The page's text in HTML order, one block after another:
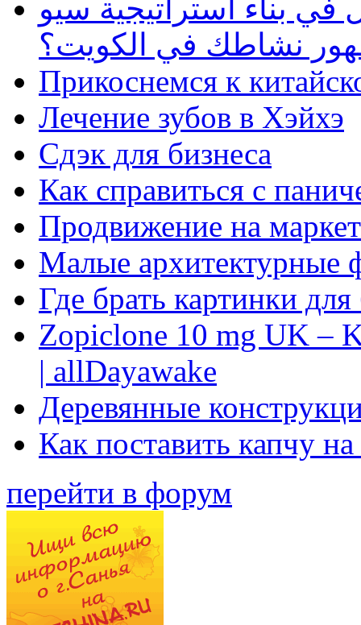
بناء استراتيجية سيو
نشاطك في الكويت؟
Прикоснемся к
Лечение зубов в Хэйхэ
Сдэк для бизнеса
Как справиться с
Продвижение на
Малые архитектурные
Где брать картинки
Zopiclone 10 mg UK –
| allDayawake
Деревянные
Как поставить капчу
перейти в форум